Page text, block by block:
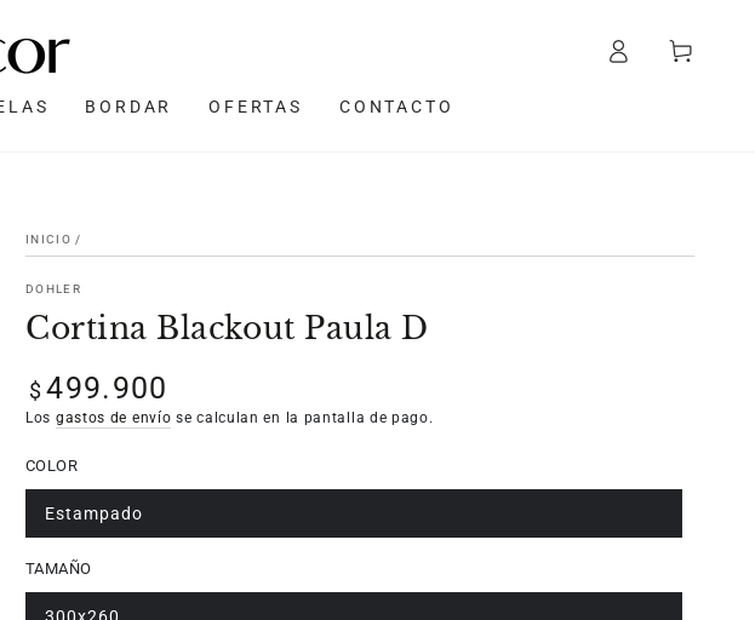
BORDAR OFERTAS CONTACTO
sesión
Carrito
INICIO /
DOHLER
Cortina Blackout Paula D
Precio
regular
$ 499.900
Los gastos de envío se calculan en la pantalla de pago.
COLOR
Estampado
TAMAÑO